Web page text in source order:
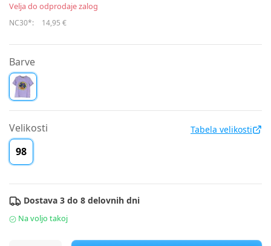
Velja do odprodaje zalog
NC30*: 14,95 €
Barve
Velikosti Tabela velikosti
98
Dostava 3 do 8 delovnih dni
Na voljo takoj